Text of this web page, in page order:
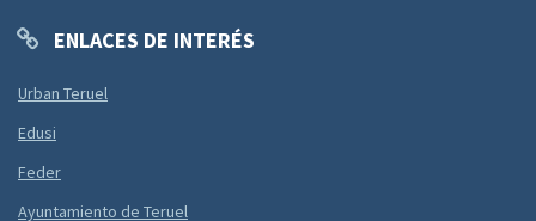
ENLACES DE INTERÉS
Urban Teruel
Edusi
Feder
Ayuntamiento de Teruel